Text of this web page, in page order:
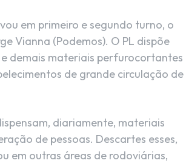
em primeiro e segundo turno, o
Vianna (Podemos). O PL dispõe
demais materiais perfurocortantes
de grande circulação de
diariamente, materiais
de pessoas. Descartes esses,
em outras áreas de rodoviárias,